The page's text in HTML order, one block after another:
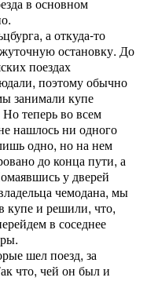
а откуда-то
остановку. До
поездах
поэтому обычно
занимали купе
теперь во всем
нашлось ни одного
одно, но на нем
до конца пути, а
у дверей
чемодана, мы
купе и решили, что,
в соседнее
шел поезд, за
что, чей он был и